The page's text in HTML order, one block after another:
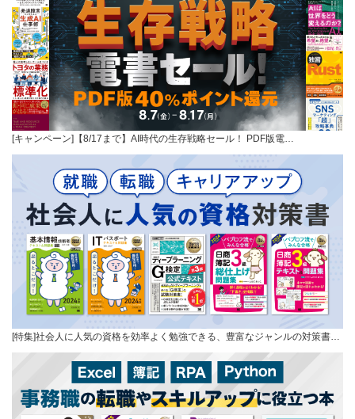
[キャンペーン]【8/17まで】AI時代の生存戦略セール！ PDF版電…
[特集]社会人に人気の資格を効率よく勉強できる、豊富なジャンルの対策書…